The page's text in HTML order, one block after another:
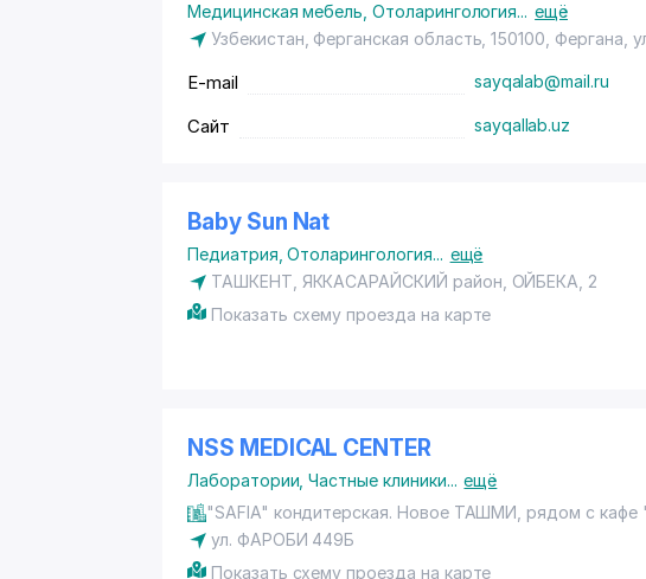
Медицинская мебель,Отоларингология... ещё
Узбекистан, Ферганская область, 150100, Фергана,
E-mail sayqalab@mail.ru
Сайт sayqallab.uz
Baby Sun Nat
Педиатрия,Отоларингология... ещё
ТАШКЕНТ, ЯККАСАРАЙСКИЙ район, ОЙБЕКА, 2
Показать схему проезда на карте
NSS MEDICAL CENTER
Лаборатории,Частные клиники... ещё
"SAFIA" кондитерская. Новое ТАШМИ, рядом с
ул. ФАРОБИ 449Б
Показать схему проезда на карте